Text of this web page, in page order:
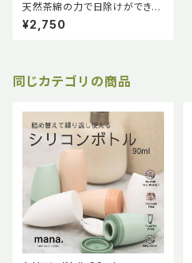
天然茶綿の力で日除けができる
ふんわりアームカバー ≪天衣無
縫≫
¥2,750
同じカテゴリの商品